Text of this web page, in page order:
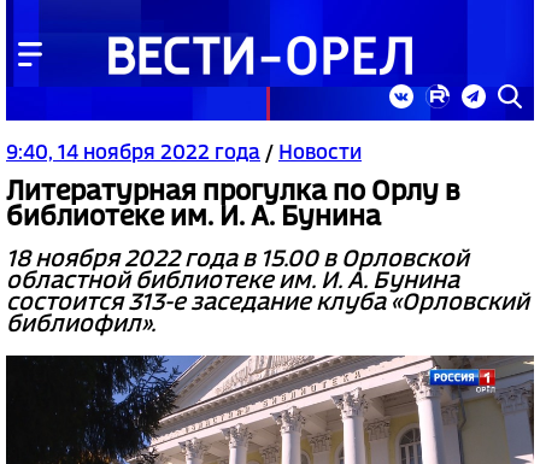
9:40, 14 ноября 2022 года / Новости
Литературная прогулка по Орлу в
библиотеке им. И. А. Бунина
18 ноября 2022 года в 15.00 в Орловской
областной библиотеке им. И. А. Бунина
состоится 313-е заседание клуба «Орловский
библиофил».